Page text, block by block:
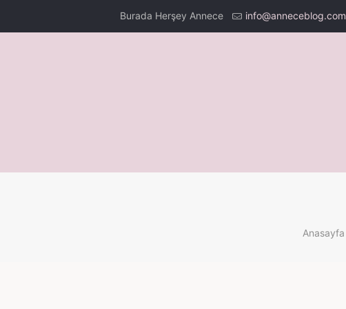
Burada Herşey Annece info@anneceblog.com
Anasayfa